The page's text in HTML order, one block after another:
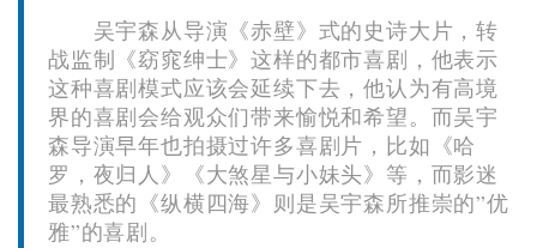
吴宇森从导演《赤壁》式的史诗大片，转
战监制《窈窕绅士》这样的都市喜剧，他表示
这种喜剧模式应该会延续下去，他认为有高境
界的喜剧会给观众们带来愉悦和希望。而吴宇
森导演早年也拍摄过许多喜剧片，比如《哈
罗，夜归人》《大煞星与小妹头》等，而影迷
最熟悉的《纵横四海》则是吴宇森所推崇的”优
雅”的喜剧。